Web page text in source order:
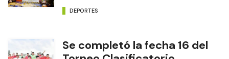
DEPORTES
Se completó la fecha 16 del